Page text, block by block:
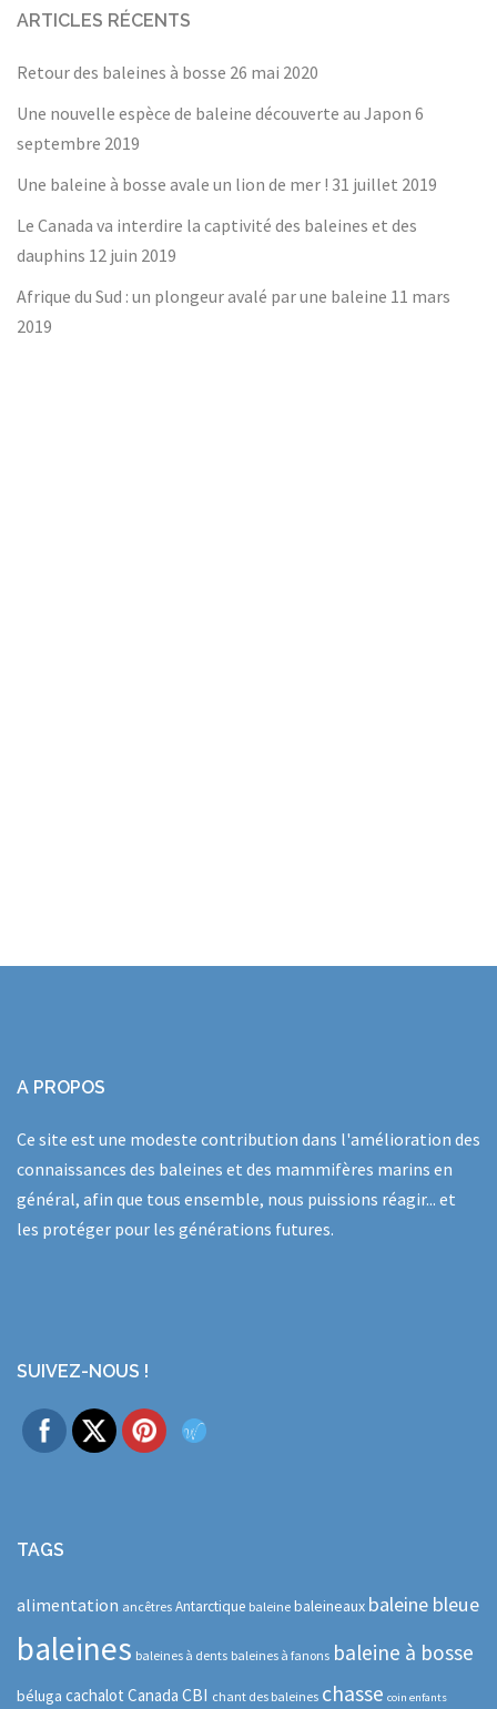
ARTICLES RÉCENTS
Retour des baleines à bosse 26 mai 2020
Une nouvelle espèce de baleine découverte au Japon 6
septembre 2019
Une baleine à bosse avale un lion de mer ! 31 juillet 2019
Le Canada va interdire la captivité des baleines et des
dauphins 12 juin 2019
Afrique du Sud : un plongeur avalé par une baleine 11 mars
2019
A PROPOS
Ce site est une modeste contribution dans l'amélioration des
connaissances des baleines et des mammifères marins en
général, afin que tous ensemble, nous puissions réagir... et
les protéger pour les générations futures.
SUIVEZ-NOUS !
TAGS
alimentation ancêtres Antarctique baleine baleineaux baleine bleue
baleines baleines à dents baleines à fanons baleine à bosse
béluga cachalot Canada CBI chant des baleines chasse coin enfants